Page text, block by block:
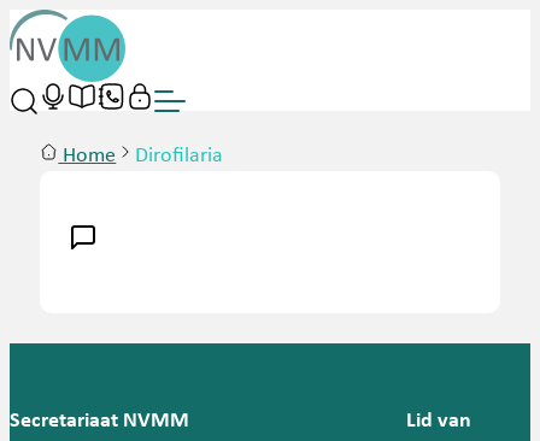
Home Dirofilaria
Secretariaat NVMM Lid van